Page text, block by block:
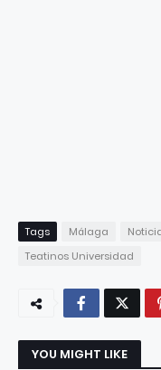
Tags Málaga
Teatinos Universidad
YOU MIGHT LIKE